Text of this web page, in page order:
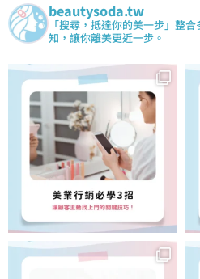
beautysoda.tw
「搜尋，抵達你的美一步」整
知，讓你離美更近一步。